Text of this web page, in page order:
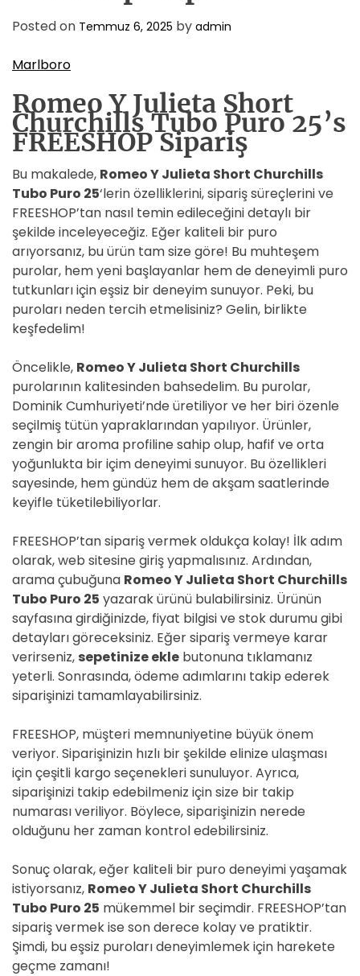
Posted on Temmuz 6, 2025 by admin
Marlboro
Romeo Y Julieta Short
Churchills Tubo Puro 25’s
FREESHOP Sipariş
Bu makalede, Romeo Y Julieta Short Churchills
Tubo Puro 25‘lerin özelliklerini, sipariş süreçlerini ve
FREESHOP’tan nasıl temin edileceğini detaylı bir
şekilde inceleyeceğiz. Eğer kaliteli bir puro
arıyorsanız, bu ürün tam size göre! Bu muhteşem
purolar, hem yeni başlayanlar hem de deneyimli puro
tutkunları için eşsiz bir deneyim sunuyor. Peki, bu
puroları neden tercih etmelisiniz? Gelin, birlikte
keşfedelim!
Öncelikle, Romeo Y Julieta Short Churchills
purolarının kalitesinden bahsedelim. Bu purolar,
Dominik Cumhuriyeti’nde üretiliyor ve her biri özenle
seçilmiş tütün yapraklarından yapılıyor. Ürünler,
zengin bir aroma profiline sahip olup, hafif ve orta
yoğunlukta bir içim deneyimi sunuyor. Bu özellikleri
sayesinde, hem gündüz hem de akşam saatlerinde
keyifle tüketilebiliyorlar.
FREESHOP’tan sipariş vermek oldukça kolay! İlk adım
olarak, web sitesine giriş yapmalısınız. Ardından,
arama çubuğuna Romeo Y Julieta Short Churchills
Tubo Puro 25 yazarak ürünü bulabilirsiniz. Ürünün
sayfasına girdiğinizde, fiyat bilgisi ve stok durumu gibi
detayları göreceksiniz. Eğer sipariş vermeye karar
verirseniz, sepetinize ekle butonuna tıklamanız
yeterli. Sonrasında, ödeme adımlarını takip ederek
siparişinizi tamamlayabilirsiniz.
FREESHOP, müşteri memnuniyetine büyük önem
veriyor. Siparişinizin hızlı bir şekilde elinize ulaşması
için çeşitli kargo seçenekleri sunuluyor. Ayrıca,
siparişinizi takip edebilmeniz için size bir takip
numarası veriliyor. Böylece, siparişinizin nerede
olduğunu her zaman kontrol edebilirsiniz.
Sonuç olarak, eğer kaliteli bir puro deneyimi yaşamak
istiyorsanız, Romeo Y Julieta Short Churchills
Tubo Puro 25 mükemmel bir seçimdir. FREESHOP’tan
sipariş vermek ise son derece kolay ve pratiktir.
Şimdi, bu eşsiz puroları deneyimlemek için harekete
geçme zamanı!